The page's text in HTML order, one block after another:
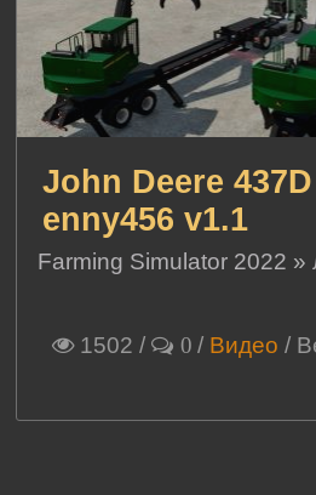
John Deere
enny456 v1.1
Farming Simulator 2022 »
1502 / 0 / Видео /